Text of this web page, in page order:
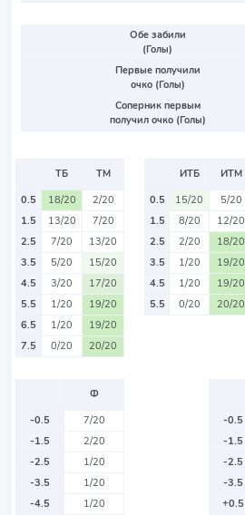
Обе забили
(Голы)
Первые получили
очко (Голы)
Соперник первым
получил очко (Голы)
ТБ
ТМ
0.5
18/20
2/20
1.5
13/20
7/20
2.5
7/20
13/20
3.5
5/20
15/20
4.5
3/20
17/20
5.5
1/20
19/20
6.5
1/20
19/20
7.5
0/20 20/20
ИТБ
ИТМ
0.5
15/20
5/20
1.5
8/20
12/20
2.5
2/20
18/20
3.5
1/20
19/20
4.5
1/20
19/20
5.5
0/20 20/20
Ф
-0.5
7/20
-1.5
2/20
-2.5
1/20
-3.5
1/20
-4.5
1/20
-0.5
-1.5
-2.5
-3.5
+0.5